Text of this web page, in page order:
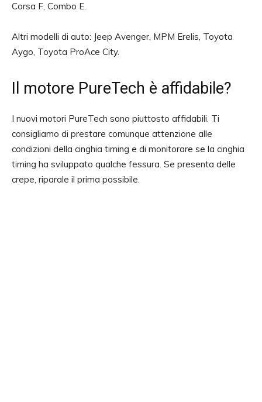
Corsa F, Combo E.
Altri modelli di auto: Jeep Avenger, MPM Erelis, Toyota
Aygo, Toyota ProAce City.
Il motore PureTech è affidabile?
I nuovi motori PureTech sono piuttosto affidabili. Ti
consigliamo di prestare comunque attenzione alle
condizioni della cinghia timing e di monitorare se la cinghia
timing ha sviluppato qualche fessura. Se presenta delle
crepe, riparale il prima possibile.